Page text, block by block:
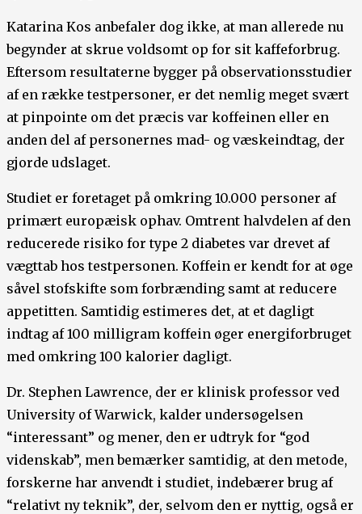
Katarina Kos anbefaler dog ikke, at man allerede nu
begynder at skrue voldsomt op for sit kaffeforbrug.
Eftersom resultaterne bygger på observationsstudier
af en række testpersoner, er det nemlig meget svært
at pinpointe om det præcis var koffeinen eller en
anden del af personernes mad- og væskeindtag, der
gjorde udslaget.
Studiet er foretaget på omkring 10.000 personer af
primært europæisk ophav. Omtrent halvdelen af den
reducerede risiko for type 2 diabetes var drevet af
vægttab hos testpersonen. Koffein er kendt for at øge
såvel stofskifte som forbrænding samt at reducere
appetitten. Samtidig estimeres det, at et dagligt
indtag af 100 milligram koffein øger energiforbruget
med omkring 100 kalorier dagligt.
Dr. Stephen Lawrence, der er klinisk professor ved
University of Warwick, kalder undersøgelsen
“interessant” og mener, den er udtryk for “god
videnskab”, men bemærker samtidig, at den metode,
forskerne har anvendt i studiet, indebærer brug af
“relativt ny teknik”, der, selvom den er nyttig, også er